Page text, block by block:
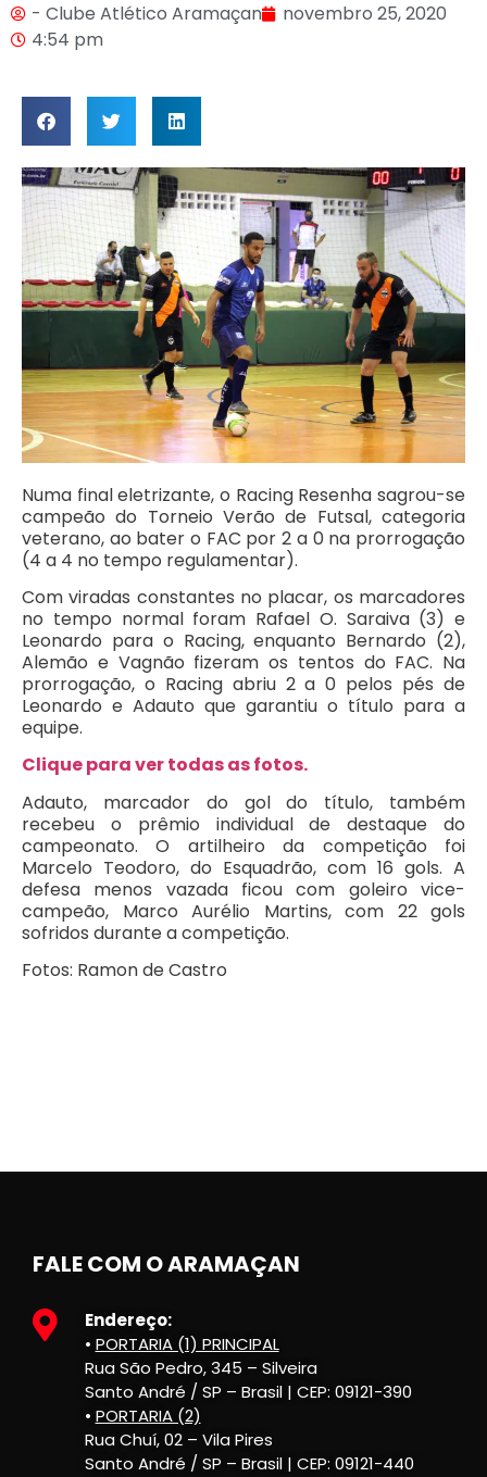
- Clube Atlético Aramaçan
novembro 25, 2020
4:54 pm
Numa final eletrizante, o Racing Resenha sagrou-se
campeão do Torneio Verão de Futsal, categoria
veterano, ao bater o FAC por 2 a 0 na prorrogação
(4 a 4 no tempo regulamentar).
Com viradas constantes no placar, os marcadores
no tempo normal foram Rafael O. Saraiva (3) e
Leonardo para o Racing, enquanto Bernardo (2),
Alemão e Vagnão fizeram os tentos do FAC. Na
prorrogação, o Racing abriu 2 a 0 pelos pés de
Leonardo e Adauto que garantiu o título para a
equipe.
Clique para ver todas as fotos.
Adauto, marcador do gol do título, também
recebeu o prêmio individual de destaque do
campeonato. O artilheiro da competição foi
Marcelo Teodoro, do Esquadrão, com 16 gols. A
defesa menos vazada ficou com goleiro vice-
campeão, Marco Aurélio Martins, com 22 gols
sofridos durante a competição.
Fotos: Ramon de Castro
FALE COM O ARAMAÇAN
Endereço:
• PORTARIA (1) PRINCIPAL
Rua São Pedro, 345 – Silveira
Santo André / SP – Brasil | CEP: 09121-390
• PORTARIA (2)
Rua Chuí, 02 – Vila Pires
Santo André / SP – Brasil | CEP: 09121-440